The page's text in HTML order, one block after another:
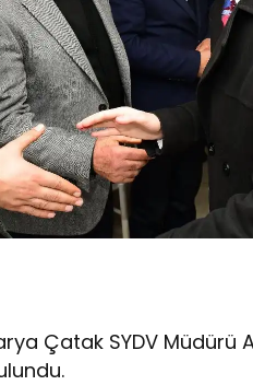
Çatak SYDV Müdürü